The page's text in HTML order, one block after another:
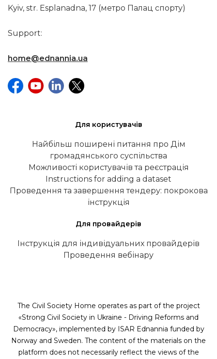
Kyiv, str. Esplanadna, 17 (метро Палац спорту)
Support:
home@ednannia.ua
Для користувачів
Найбільш поширені питання про Дім
громадянського суспільства
Можливості користувачів та реєстрація
Instructions for adding a dataset
Проведення та завершення тендеру: покрокова
інструкція
Для провайдерів
Інструкція для індивідуальних провайдерів
Проведення вебінару
The Civil Society Home operates as part of the project
«Strong Civil Society in Ukraine - Driving Reforms and
Democracy», implemented by ISAR Ednannia funded by
Norway and Sweden. The content of the materials on the
platform does not necessarily reflect the views of the